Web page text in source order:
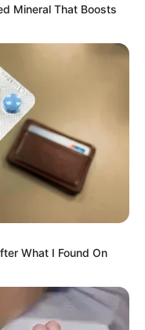
Mineral That Boosts
What I Found On